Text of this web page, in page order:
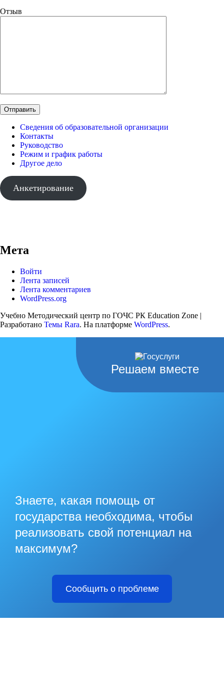
Отзыв
Сведения об образовательной организации
Контакты
Руководство
Режим и график работы
Другое дело
Анкетирование
Мета
Войти
Лента записей
Лента комментариев
WordPress.org
Учебно Методический центр по ГОЧС РК Education Zone |
Разработано Темы Rara. На платформе WordPress.
Решаем вместе
Знаете, какая помощь от
государства необходима, чтобы
реализовать свой потенциал на
максимум?
Сообщить о проблеме